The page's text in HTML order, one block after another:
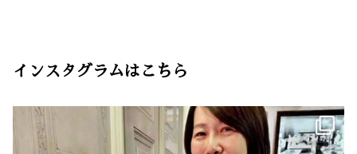
インスタグラムはこちら